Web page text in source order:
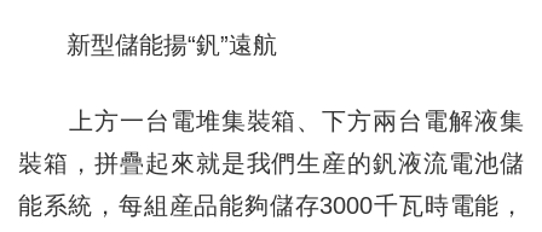
新型儲能揚“釩”遠航
上方一台電堆集裝箱、下方兩台電解液集
裝箱，拼疊起來就是我們生産的釩液流電池儲
能系統，每組産品能夠儲存3000千瓦時電能，